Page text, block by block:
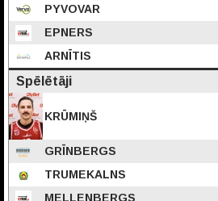
PYVOVAR
EPNERS
ARNĪTIS
Spēlētāji
KRŪMIŅŠ
GRĪNBERGS
TRUMEKALNS
MELLENBERGS